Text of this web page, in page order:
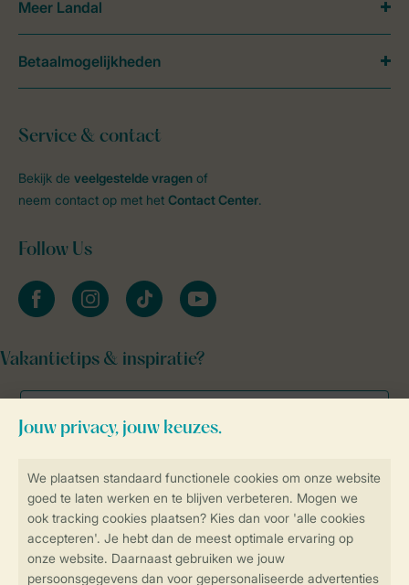
Veilig en snel online boeken
Veilige gegevensoverdracht
Veilige betaling
Service & contact
Bekijk de veelgestelde vragen of
neem contact op met het Contact Center.
Follow Us
facebookinstagramtiktok youtube
Vakantietips & inspiratie?
Meer Landal
Betaalmogelijkheden